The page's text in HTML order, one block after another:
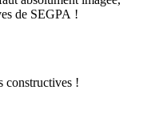
de SEGPA !
constructives !